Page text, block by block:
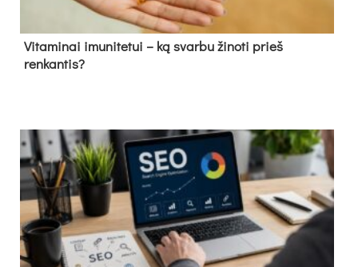
Vitaminai imunitetui – ką svarbu žinoti prieš
renkantis?